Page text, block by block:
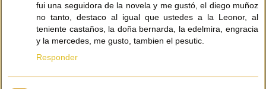
fui una seguidora de la novela y me gustó, el diego muñoz
no tanto, destaco al igual que ustedes a la Leonor, al
teniente castaños, la doña bernarda, la edelmira, engracia
y la mercedes, me gusto, tambien el pesutic.
Responder